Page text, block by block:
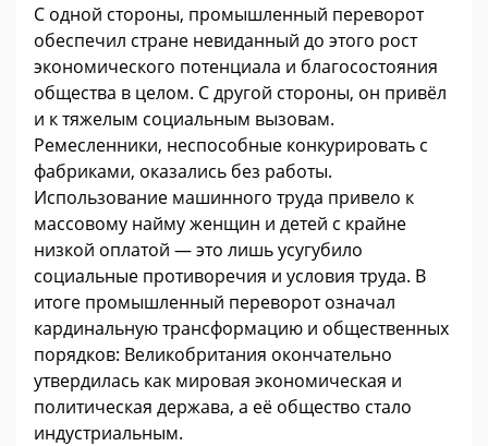
С одной стороны, промышленный переворот
обеспечил стране невиданный до этого рост
экономического потенциала и благосостояния
общества в целом. С другой стороны, он привёл
и к тяжелым социальным вызовам.
Ремесленники, неспособные конкурировать с
фабриками, оказались без работы.
Использование машинного труда привело к
массовому найму женщин и детей с крайне
низкой оплатой — это лишь усугубило
социальные противоречия и условия труда. В
итоге промышленный переворот означал
кардинальную трансформацию и общественных
порядков: Великобритания окончательно
утвердилась как мировая экономическая и
политическая держава, а её общество стало
индустриальным.